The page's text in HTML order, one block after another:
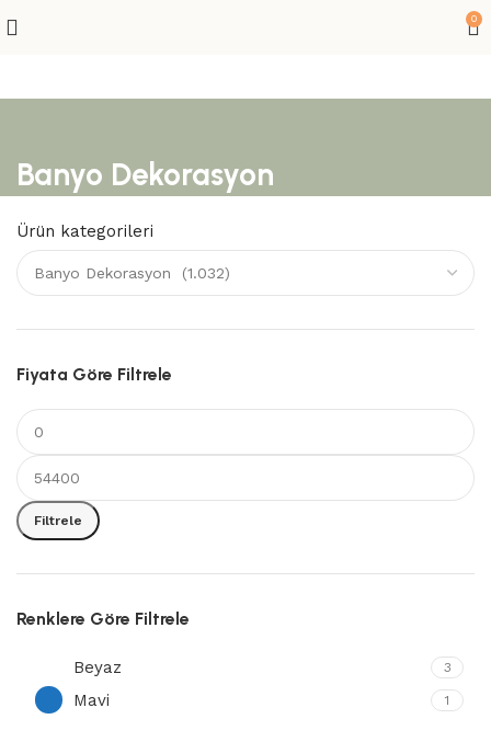
0
Banyo Dekorasyon
Ürün kategorileri
Fiyata Göre Filtrele
Filtrele
Renklere Göre Filtrele
Beyaz 3
Mavi 1